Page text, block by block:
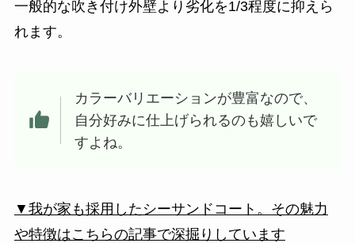
一般的な吹き付け外壁より劣化を1/3程度に抑えら
れます。
カラーバリエーションが豊富なので、
自分好みに仕上げられるのも嬉しいで
すよね。
▼我が家も採用したシーサンドコート。その魅力
や特徴はこちらの記事で深掘りしています